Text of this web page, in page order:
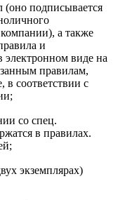
(оно подписывается
а также
и
электронном виде на
правилам,
соответствии с
со спец.
в правилах.
экземплярах)